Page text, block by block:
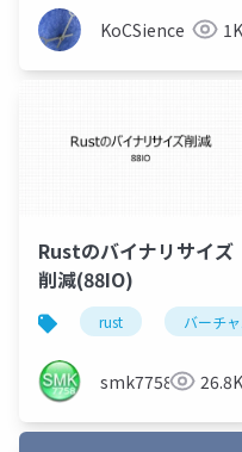
KoCSience 1K
Rustのバイナリサイズ
削減(88IO)
rust バーチ
smk7758 26.8K